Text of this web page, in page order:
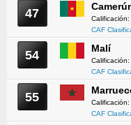
47 Calificación:
CAF
54 Malí
Calificación:
CAF
55 Calificación:
CAF